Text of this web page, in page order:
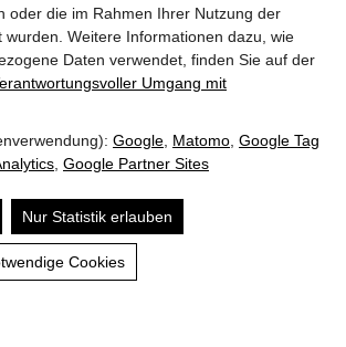
oder die im Rahmen Ihrer Nutzung der
wurden. Weitere Informationen dazu, wie
Daten verwendet, finden Sie auf der
Umgang mit
Google Matomo Google Tag
Google Partner Sites
Nur Statistik erlauben
Cookies